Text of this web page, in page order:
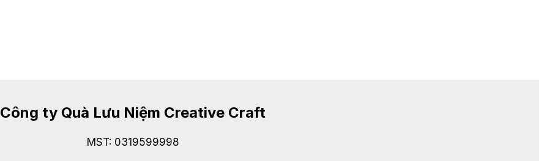
Công ty Quà Lưu Niệm Creative Craft
MST: 0319599998